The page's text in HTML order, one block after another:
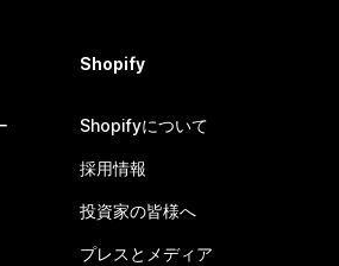
Shopify
Shopifyについて
採用情報
投資家の皆様へ
プレスとメディア